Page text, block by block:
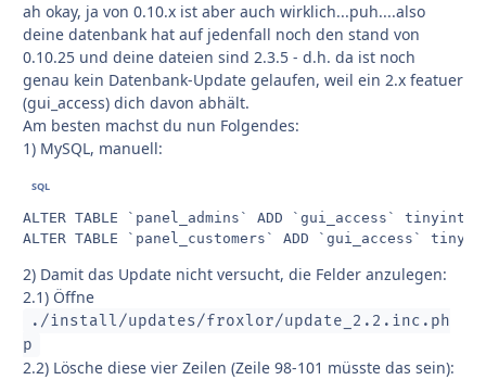
ah okay, ja von 0.10.x ist aber auch wirklich...puh....also
deine datenbank hat auf jedenfall noch den stand von
0.10.25 und deine dateien sind 2.3.5 - d.h. da ist noch
genau kein Datenbank-Update gelaufen, weil ein 2.x featuer
(gui_access) dich davon abhält.
Am besten machst du nun Folgendes:
1) MySQL, manuell:
ALTER TABLE `panel_admins` ADD `gui_access`
ALTER TABLE `panel_customers` ADD `gui_access`
2) Damit das Update nicht versucht, die Felder anzulegen:
2.1) Öffne
./install/updates/froxlor/update_2.2.inc.ph
p
2.2) Lösche diese vier Zeilen (Zeile 98-101 müsste das sein):